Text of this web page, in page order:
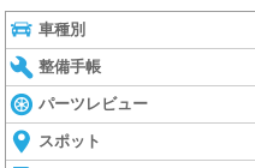
車種別
整備手帳
パーツレビュー
スポット